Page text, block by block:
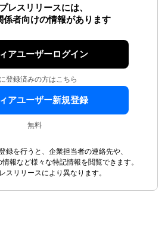
レスリリースには、
係者向けの情報があります
アユーザーログイン
登録済みの方はこちら
アユーザー新規登録
無料
録を行うと、企業担当者の連絡先や、
報など様々な特記情報を閲覧できます。
スリリースにより異なります。